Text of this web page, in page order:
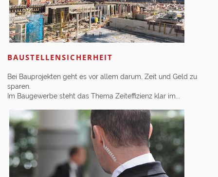
BAUSTELLENSICHERHEIT
Bei Bauprojekten geht es vor allem darum, Zeit und Geld zu
sparen.
Im Baugewerbe steht das Thema Zeiteffizienz klar im...